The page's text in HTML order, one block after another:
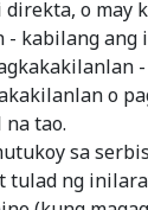
o may
- kabilang ang
o
tao.
sa
tulad ng